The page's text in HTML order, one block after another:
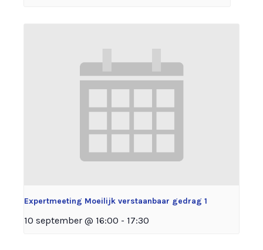
Expertmeeting Moeilijk verstaanbaar gedrag 1
10 september @ 16:00 - 17:30